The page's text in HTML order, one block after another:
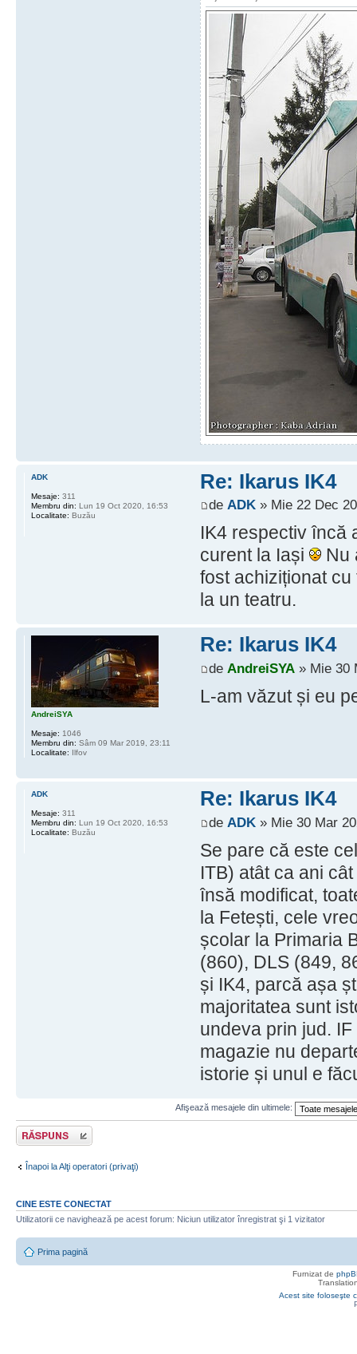
Re: Ikarus IK4
de ADK» Mie 22 Dec
IK4 respectiv încă
curent la Iași
Nu
fost achiziționat
la un teatru.
ADK
Mesaje: 311
Membru din: Lun 19 Oct 2020, 16:53
Localitate: Buzău
Re: Ikarus IK4
de AndreiSYA» Mie 30
L-am văzut și eu
AndreiSYA
Mesaje: 1046
Membru din: Sâm 09 Mar 2019, 23:11
Localitate: Ilfov
Re: Ikarus IK4
de ADK» Mie 30 Mar
Se pare că este
ITB) atât ca ani
însă modificat,
la Fetești, cele
școlar la Primaria
(860), DLS (849,
și IK4, parcă așa
majoritatea sunt
undeva prin jud.
magazie nu
istorie și unul e
ADK
Mesaje: 311
Membru din: Lun 19 Oct 2020, 16:53
Localitate: Buzău
Afişează mesajele din ultimele:
Răspunde
Înapoi la Alţi operatori (privaţi)
CINE ESTE CONECTAT
Utilizatorii ce navighează pe acest forum: Niciun utilizator înregistrat şi 1 vizitator
Prima pagină
Furnizat de
Acest site foloseşte